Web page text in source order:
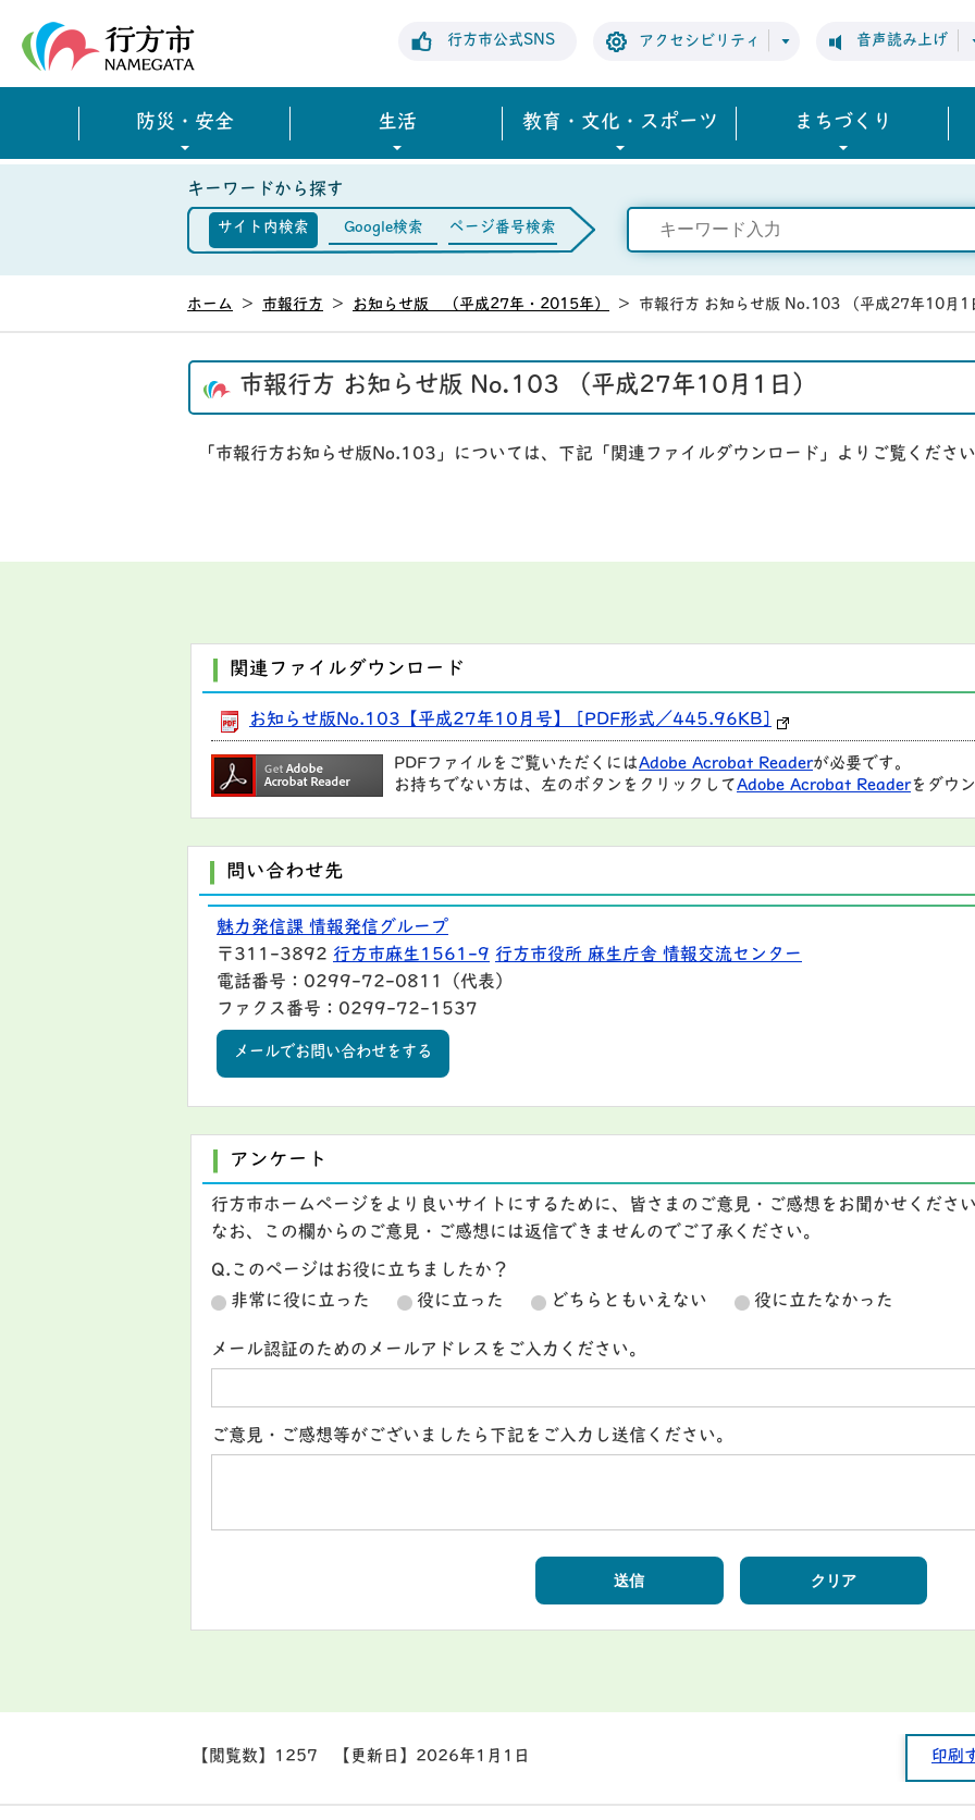
行方市公式SNS アクセシビリティ 音声読み上げ
防災・安全 生活 教育・文化・スポーツ まちづくり
キーワードから探す
サイト内検索 Google検索 ページ番号検索
ホーム > 市報行方 > お知らせ版 （平成27年・2015年） > 市報行方 お知らせ版 No.103 （平成27年10月1
市報行方 お知らせ版 No.103 （平成27年10月1日）
「市報行方お知らせ版No.103」については、下記「関連ファイルダウンロード」よりご覧くださ
関連ファイルダウンロード
お知らせ版No.103【平成27年10月号】 [PDF形式／445.96KB]
PDFファイルをご覧いただくにはAdobe Acrobat Readerが必要です。
お持ちでない方は、左のボタンをクリックして Adobe Acrobat Readerをダウ
問い合わせ先
魅力発信課 情報発信グループ
〒311-3892 行方市麻生1561-9 行方市役所 麻生庁舎 情報交流センター
電話番号：0299-72-0811（代表）
ファクス番号：0299-72-1537
メールでお問い合わせをする
アンケート
行方市ホームページをより良いサイトにするために、皆さまのご意見・ご感想をお聞かせくださ
なお、この欄からのご意見・ご感想には返信できませんのでご了承ください。
Q.このページはお役に立ちましたか？
非常に役に立った
役に立った どちらともいえない 役に立たなかった
メール認証のためのメールアドレスをご入力ください。
ご意見・ご感想等がございましたら下記をご入力し送信ください。
【閲覧数】 1257 【更新日】 2026年1月1日 印刷